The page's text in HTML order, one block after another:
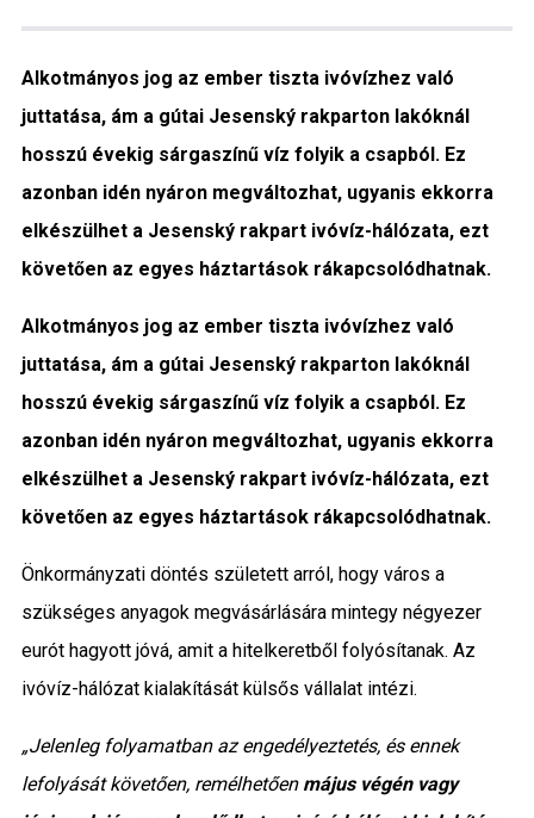
Napi menü
Riport
Közigazgatás
Időjárás
Kultúra
Interjú
Gyereksarok
Városunkról
PR
Sport
Kapcsolat
Alkotmányos jog az ember tiszta ivóvízhez való
juttatása, ám a gútai Jesenský rakparton lakóknál
hosszú évekig sárgaszínű víz folyik a csapból. Ez
azonban idén nyáron megváltozhat, ugyanis ekkorra
elkészülhet a Jesenský rakpart ivóvíz-hálózata, ezt
követően az egyes háztartások rákapcsolódhatnak.
Alkotmányos jog az ember tiszta ivóvízhez való
juttatása, ám a gútai Jesenský rakparton lakóknál
hosszú évekig sárgaszínű víz folyik a csapból. Ez
azonban idén nyáron megváltozhat, ugyanis ekkorra
elkészülhet a Jesenský rakpart ivóvíz-hálózata, ezt
követően az egyes háztartások rákapcsolódhatnak.
Önkormányzati döntés született arról, hogy város a
szükséges anyagok megvásárlására mintegy négyezer
eurót hagyott jóvá, amit a hitelkeretből folyósítanak. Az
ivóvíz-hálózat kialakítását külsős vállalat intézi.
„Jelenleg folyamatban az engedélyeztetés, és ennek
lefolyását követően, remélhetően május végén vagy